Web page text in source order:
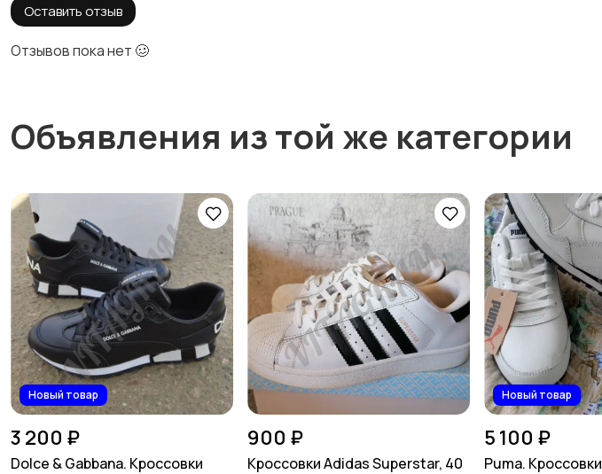
Оставить отзыв
Отзывов пока нет 🥴
Объявления из той же категории
Новый товар
3 200 ₽
Dolce & Gabbana. Кроссовки
900 ₽
Кроссовки Adidas Superstar, 40
Новый товар
5 100 ₽
Puma. Кроссовки